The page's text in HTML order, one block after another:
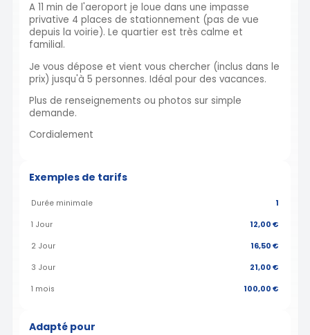
A 11 min de l'aeroport je loue dans une impasse
privative 4 places de stationnement (pas de vue
depuis la voirie). Le quartier est très calme et
familial.
Je vous dépose et vient vous chercher (inclus dans le
prix) jusqu'à 5 personnes. Idéal pour des vacances.
Plus de renseignements ou photos sur simple
demande.
Cordialement
Exemples de tarifs
Durée minimale 1
1 Jour 12,00 €
2 Jour 16,50 €
3 Jour 21,00 €
1 mois 100,00 €
Adapté pour